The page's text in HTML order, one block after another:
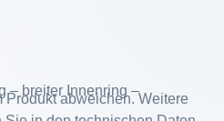
Produkt abweichen. Weitere
– breiter Innenring –